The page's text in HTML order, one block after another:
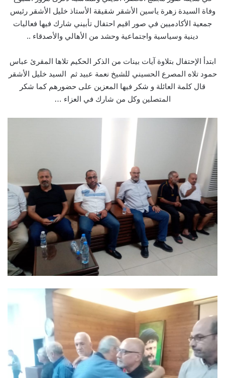
وفاة السيدة زهرة ياسين الأشقر شقيقة الأستاذ خليل الأشقر رئيس
جمعية الأكادميين في صور اقيم احتفال تأبيني شارك فيها فعاليات
دينية وسياسية واجتماعية وحشد من الأهالي والأصدقاء ..
ابتدأ الإحتفال بتلاوة آيات بينات من الذكر الحكيم تلاها المقرئ عباس
حمود تلاه المصرع الحسيني للشيخ نعمة عبيد ثم السيد خليل الأشقر
قال كلمة العائلة و شكر فيها المعزين على حضورهم كما شكر
المتصلين وكل من شارك في العزاء …